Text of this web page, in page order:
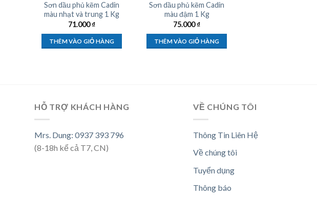
Sơn dầu phủ kẽm Cadin
màu nhạt và trung 1 Kg
71.000₫
THÊM VÀO GIỎ HÀNG
Sơn dầu phủ kẽm Cadin
màu đậm 1 Kg
75.000₫
THÊM VÀO GIỎ HÀNG
HỖ TRỢ KHÁCH HÀNG
Mrs. Dung: 0937 393 796
(8-18h kể cả T7, CN)
VỀ CHÚNG TÔI
Thông Tin Liên Hệ
Về chúng tôi
Tuyển dụng
Thông báo